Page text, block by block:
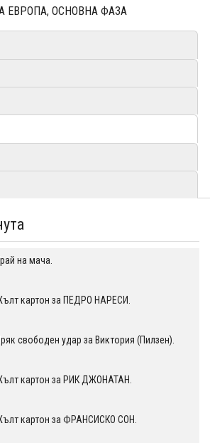
ЕВРОПА, ОСНОВНА ФАЗА
на мача.
картон за ПЕДРО НАРЕСИ.
свободен удар за Виктория (Пилзен).
картон за РИК ДЖОНАТАН.
картон за ФРАНСИСКО СОН.